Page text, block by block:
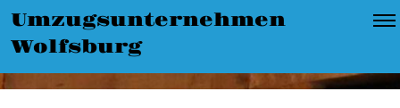
Umzugsunternehmen
Wolfsburg